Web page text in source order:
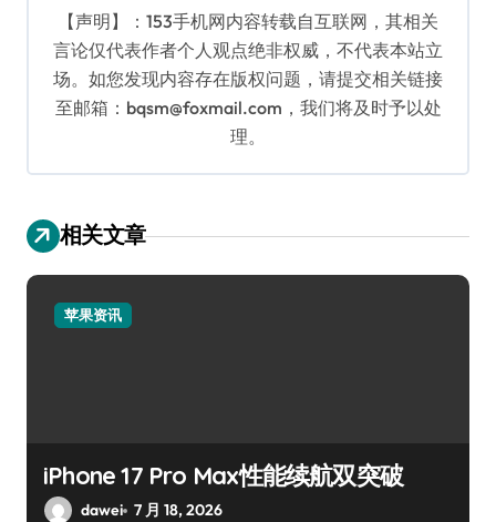
【声明】：153手机网内容转载自互联网，其相关
言论仅代表作者个人观点绝非权威，不代表本站立
场。如您发现内容存在版权问题，请提交相关链接
至邮箱：bqsm@foxmail.com，我们将及时予以处
理。
相关文章
苹果资讯
iPhone 17 Pro Max性能续航双突破
dawei 7 月 18, 2026